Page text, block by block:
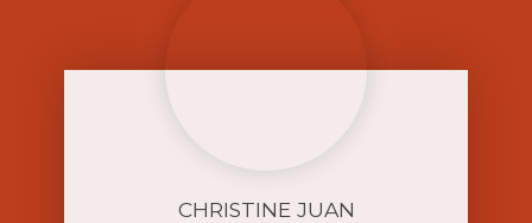
CHRISTINE JUAN